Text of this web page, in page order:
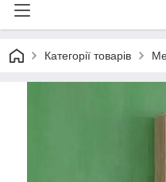
Категорії товарів